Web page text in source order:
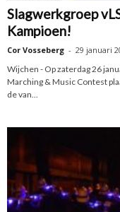
Slagwerkgroep
Kampioen!
Cor Vosseberg - 29 januari
Wijchen - Op zaterdag 26
Marching & Music Contest
de van...